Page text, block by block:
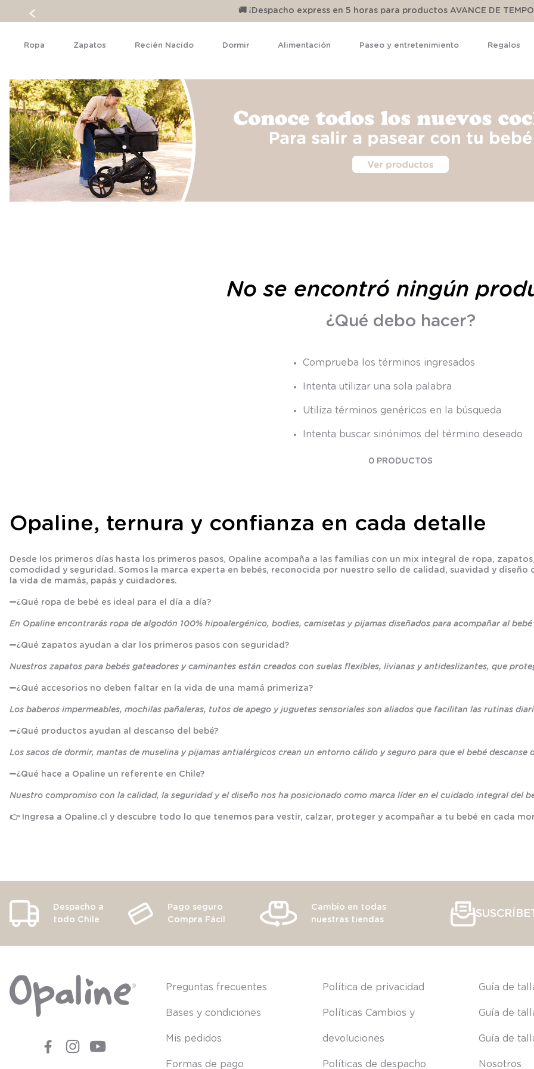
🚚 ¡Despacho express en 5 horas para productos AVANCE DE
Ropa Zapatos Recién Nacido Dormir Alimentación Paseo y entretenimiento Regalos
No se encontró ningún
¿Qué debo hacer?
Comprueba los términos ingresados
Intenta utilizar una sola palabra
Utiliza términos genéricos en la búsqueda
Intenta buscar sinónimos del término deseado
0 PRODUCTOS
Opaline, ternura y confianza en cada detalle
Desde los primeros días hasta los primeros pasos, Opaline acompaña a las familias con un mix integral de ropa,
comodidad y seguridad. Somos la marca experta en bebés, reconocida por nuestro sello de calidad, suavidad y
la vida de mamás, papás y cuidadores.
➖¿Qué ropa de bebé es ideal para el día a día?
En Opaline encontrarás ropa de algodón 100% hipoalergénico, bodies, camisetas y pijamas diseñados para acompañar al
➖¿Qué zapatos ayudan a dar los primeros pasos con seguridad?
Nuestros zapatos para bebés gateadores y caminantes están creados con suelas flexibles, livianas y antideslizantes, que
➖¿Qué accesorios no deben faltar en la vida de una mamá primeriza?
Los baberos impermeables, mochilas pañaleras, tutos de apego y juguetes sensoriales son aliados que facilitan las rutinas
➖¿Qué productos ayudan al descanso del bebé?
Los sacos de dormir, mantas de muselina y pijamas antialérgicos crean un entorno cálido y seguro para que el bebé descanse
➖¿Qué hace a Opaline un referente en Chile?
Nuestro compromiso con la calidad, la seguridad y el diseño nos ha posicionado como marca líder en el cuidado integral del
👉 Ingresa a Opaline.cl y descubre todo lo que tenemos para vestir, calzar, proteger y acompañar a tu bebé en cada
Despacho a
todo Chile
Pago seguro
Compra Fácil
Cambio en todas
nuestras tiendas
Preguntas frecuentes
Bases y condiciones
Mis pedidos
Formas de pago
Política de privacidad
Políticas Cambios y
devoluciones
Políticas de despacho
Guía de
Guía de
Guía de
Nosotros
TÉRMINOS MÁS BUSCADOS
2
calcetines
3.
zapatillas
4.
body
6.
panty
10. poleron